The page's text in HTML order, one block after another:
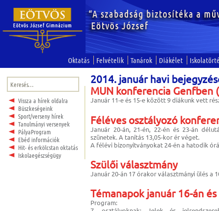
Oktatás Felvételik Tanárok Diákélet
Keresés:
Vissza a hírek oldalra
Büszkeségeink
Sport/verseny hírek
Tanulmányi versenyek
PályaProgram
Ebéd információk
Hit- és erkölcstan oktatás
Iskolaegészségügy
2014. január havi
MUN konferencia Genfben
Január 11-e és 15-e között 9 diákunk vett
Féléves osztályozó
Január 20-án, 21-én, 22-én és 23-án
szünetek. A tanítás 13,05-kor ér véget.
A félévi bizonyítványokat 24-én a hatodik
Szülői választmány
Január 20-án 17 órakor választmányi ülés a
Témanapok január 16-án
Program: